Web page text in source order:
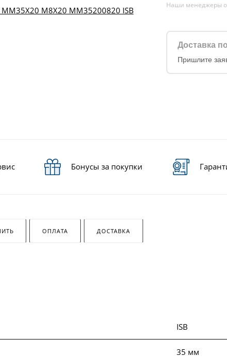
Наши менеджеры
Доставка
Пришлите
Бонусы за покупки
ОПЛАТА ДОСТАВКА
ISB
35 мм